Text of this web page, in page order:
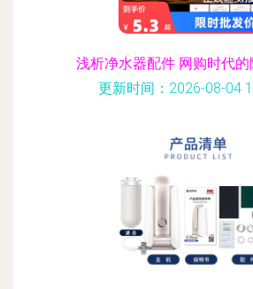
浅析净水器配件 网购时代
更新时间：2026-08-04